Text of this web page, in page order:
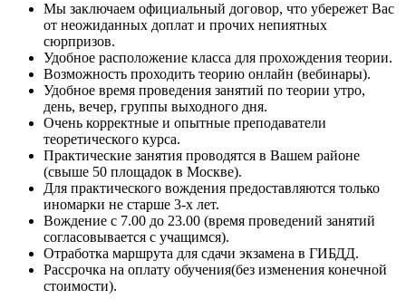
Мы заключаем официальный договор, что убережет Вас
от неожиданных доплат и прочих непиятных
сюрпризов.
Удобное расположение класса для прохождения теории.
Возможность проходить теорию онлайн (вебинары).
Удобное время проведения занятий по теории утро,
день, вечер, группы выходного дня.
Очень корректные и опытные преподаватели
теоретического курса.
Практические занятия проводятся в Вашем районе
(свыше 50 площадок в Москве).
Для практического вождения предоставляются только
иномарки не старше 3-х лет.
Вождение с 7.00 до 23.00 (время проведений занятий
согласовывается с учащимся).
Отработка маршрута для сдачи экзамена в ГИБДД.
Рассрочка на оплату обучения(без изменения конечной
стоимости).